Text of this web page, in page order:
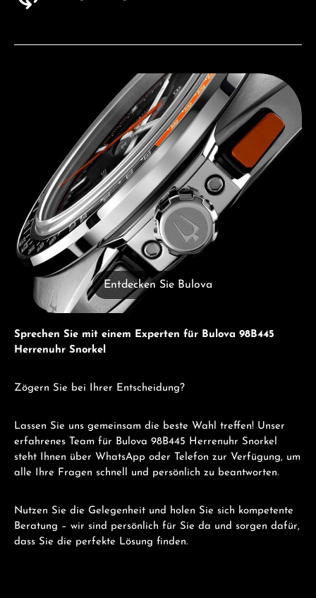
Entdecken Sie Bulova
Sprechen Sie mit einem Experten für Bulova 98B445
Herrenuhr Snorkel
Zögern Sie bei Ihrer Entscheidung?
Lassen Sie uns gemeinsam die beste Wahl treffen! Unser
erfahrenes Team für Bulova 98B445 Herrenuhr Snorkel
steht Ihnen über WhatsApp oder Telefon zur Verfügung, um
alle Ihre Fragen schnell und persönlich zu beantworten.
Nutzen Sie die Gelegenheit und holen Sie sich kompetente
Beratung – wir sind persönlich für Sie da und sorgen dafür,
dass Sie die perfekte Lösung finden.